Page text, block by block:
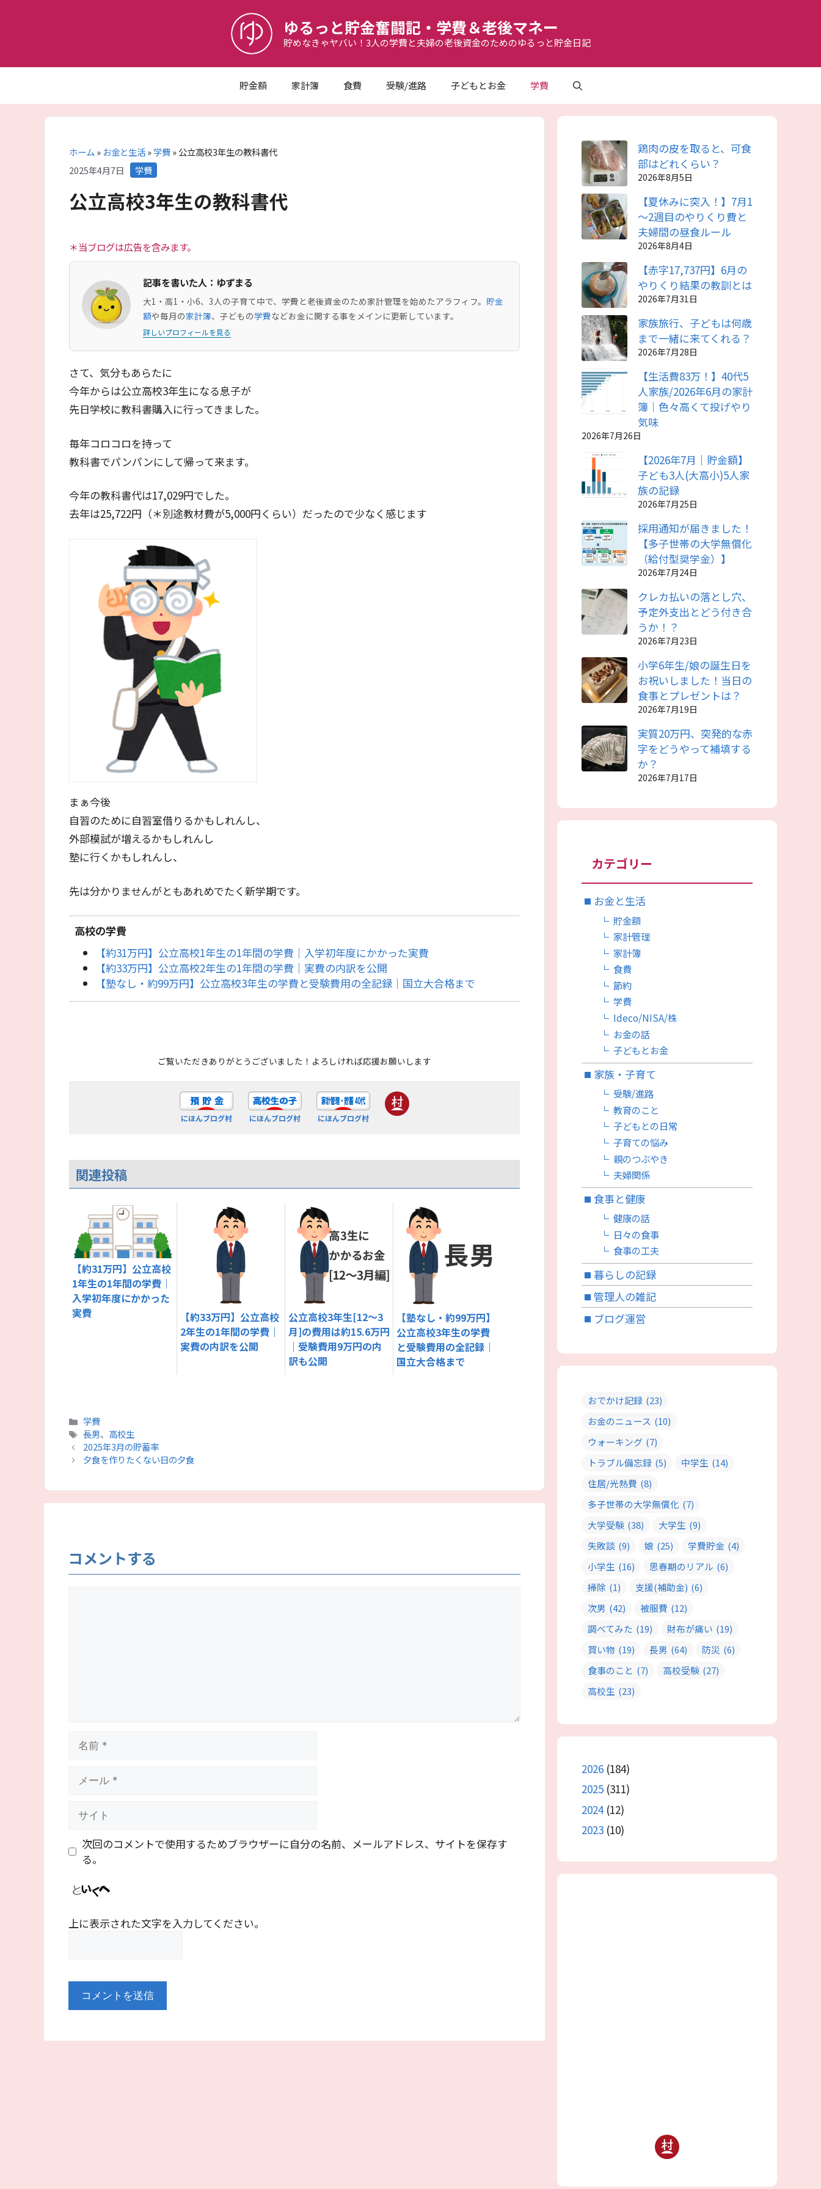
ツ
ゆるっと貯金奮闘記・学費＆老後マネー
貯めなきゃヤバい！3人の学費と夫婦の老後資金のためのゆるっと貯金日記
貯金額 家計簿 食費 受験/進路 子どもとお金 学費
ホーム» お金と生活»学費»公立高校3年生の教科書代
2025年4月7日 カ
テ
ゴ
リ
学費
公立高校3年生の教科書代
＊当ブログは広告を含みます。
記事を書いた人：ゆずまる
大1・高1・小6、3人の子育て中で、学費と老後資金のため家計管理を始めたアラフィフ。 貯金
額や毎月の家計簿、子どもの学費などお金に関する事をメインに更新しています。
詳しいプロフィールを見る
さて、気分もあらたに
今年からは公立高校3年生になる息子が
先日学校に教科書購入に行ってきました。
毎年コロコロを持って
教科書でパンパンにして帰って来ます。
今年の教科書代は17,029円でした。
去年は25,722円（＊別途教材費が5,000円くらい）だったので少なく感じます
まぁ今後
自習のために自習室借りるかもしれんし、
外部模試が増えるかもしれんし
塾に行くかもしれんし、
先は分かりませんがともあれめでたく新学期です。
高校の学費
【約31万円】公立高校1年生の1年間の学費｜入学初年度にかかった実費
【約33万円】公立高校2年生の1年間の学費｜実費の内訳を公開
【塾なし・約99万円】公立高校3年生の学費と受験費用の全記録｜国立大合格まで
ご覧いただきありがとうございました！よろしければ応援お願いします
にほんブログ村 にほんブログ村 にほんブログ村
関連投稿
【約31万円】公立高校
1年生の1年間の学費｜
入学初年度にかかった
実費
【約33万円】公立高校
2年生の1年間の学費｜
実費の内訳を公開
公立高校3年生[12〜3
月]の費用は約15.6万円
｜受験費用9万円の内
訳も公開
【塾なし・約99万円】
公立高校3年生の学費
と受験費用の全記録｜
国立大合格まで
カ
テ
ゴ
リ
学費
タ
グ
長男、 高校生
2025年3月の貯蓄率
夕食を作りたくない日の夕食
コメントする
次回のコメントで使用するためブラウザーに自分の名前、メールアドレス、サイトを保存す
る。
上に表示された文字を入力してください。
鶏肉の皮を取ると、可食
部はどれくらい？
2026年8月5日
【夏休みに突入！】7月1
～2週目のやりくり費と
夫婦間の昼食ルール
2026年8月4日
【赤字17,737円】6月の
やりくり結果の教訓とは
2026年7月31日
家族旅行、子どもは何歳
まで一緒に来てくれる？
2026年7月28日
【生活費83万！】40代5
人家族/2026年6月の家計
簿｜色々高くて投げやり
気味
2026年7月26日
【2026年7月｜貯金額】
子ども3人(大高小)5人家
族の記録
2026年7月25日
採用通知が届きました！
【多子世帯の大学無償化
（給付型奨学金）】
2026年7月24日
クレカ払いの落とし穴、
予定外支出とどう付き合
うか！？
2026年7月23日
小学6年生/娘の誕生日を
お祝いしました！当日の
食事とプレゼントは？
2026年7月19日
実質20万円、突発的な赤
字をどうやって補填する
か？
2026年7月17日
カテゴリー
お金と生活
貯金額
家計管理
家計簿
食費
節約
学費
Ideco/NISA/株
お金の話
子どもとお金
家族・子育て
受験/進路
教育のこと
子どもとの日常
子育ての悩み
親のつぶやき
夫婦関係
食事と健康
健康の話
日々の食事
食事の工夫
暮らしの記録
管理人の雑記
ブログ運営
おでかけ記録 (23)
お金のニュース (10)
ウォーキング (7)
トラブル備忘録 (5) 中学生 (14)
住居/光熱費 (8)
多子世帯の大学無償化 (7)
大学受験 (38) 大学生 (9)
失敗談 (9) 娘 (25) 学費貯金 (4)
小学生 (16) 思春期のリアル (6)
掃除 (1) 支援(補助金) (6)
次男 (42) 被服費 (12)
調べてみた (19) 財布が痛い (19)
買い物 (19) 長男 (64) 防災 (6)
食事のこと (7) 高校受験 (27)
高校生 (23)
2026 (184)
2025 (311)
2024(12)
2023 (10)